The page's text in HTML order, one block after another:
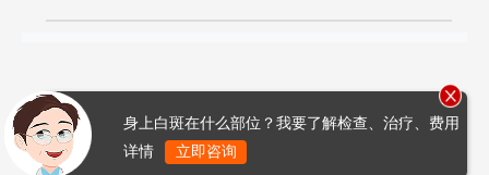
身上白斑在什么部位？我要了解检查、治疗、费用
详情
立即咨询